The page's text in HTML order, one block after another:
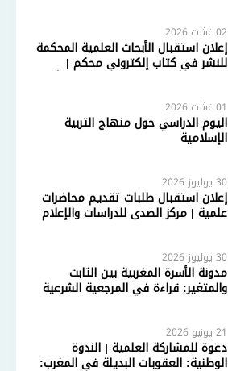
02 غشت 2026
إعلان استقبال الأبحاث العلمية المحكمة
للنشر في كتاب إلكتروني محكم |
سلسلة الأبحاث المحكمة – العدد الأول
01 غشت 2026
اليوم الدراسي حول منهاج التربية
الإسلامية
30 يوليوز 2026
إعلان استقبال طلبات تقديم محاضرات
علمية | مركز الصدى للدراسات والإعلام
30 يوليوز 2026
مدونة الأسرة المغربية بين الثابت
والمتغير: قراءة في المرجعية الشرعية
21 يونيو 2026
دعوة للمشاركة العلمية | الندوة
الوطنية: العقوبات البديلة في المغرب: